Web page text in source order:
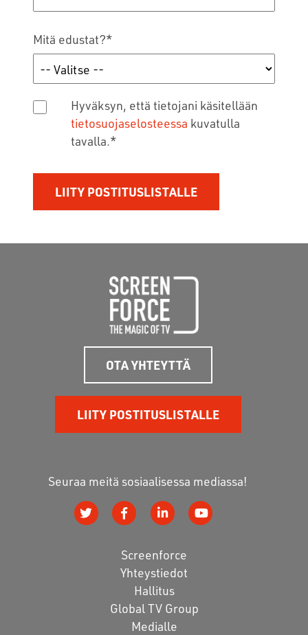
Mitä edustat?*
Hyväksyn, että tietojani käsitellään
tietosuojaselosteessa kuvatulla
tavalla.*
OTA YHTEYTTÄ
LIITY POSTITUSLISTALLE
Seuraa meitä sosiaalisessa mediassa!
Screenforce
Yhteystiedot
Hallitus
Global TV Group
Medialle